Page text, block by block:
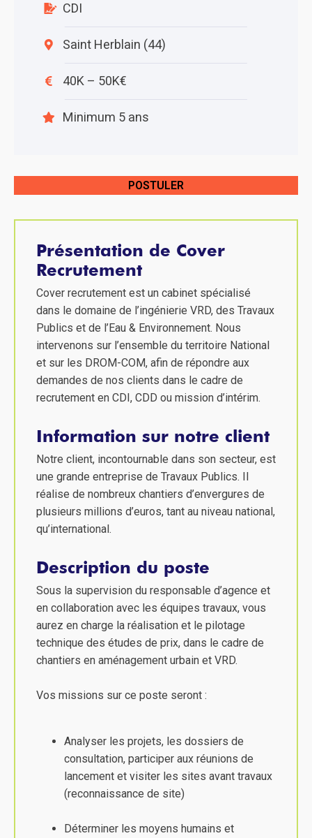
Présentation de Cover
Recrutement
Cover recrutement est un cabinet spécialisé
dans le domaine de l’ingénierie VRD, des Travaux
Publics et de l’Eau & Environnement. Nous
intervenons sur l’ensemble du territoire National
et sur les DROM-COM, afin de répondre aux
demandes de nos clients dans le cadre de
recrutement en CDI, CDD ou mission d’intérim.
Information sur notre client
Notre client, incontournable dans son secteur, est
une grande entreprise de Travaux Publics. Il
réalise de nombreux chantiers d’envergures de
plusieurs millions d’euros, tant au niveau national,
qu’international.
Description du poste
Sous la supervision du responsable d’agence et
en collaboration avec les équipes travaux, vous
aurez en charge la réalisation et le pilotage
technique des études de prix, dans le cadre de
chantiers en aménagement urbain et VRD.
Vos missions sur ce poste seront :
Analyser les projets, les dossiers de
consultation, participer aux réunions de
lancement et visiter les sites avant travaux
(reconnaissance de site)
Déterminer les moyens humains et
CDI
Saint Herblain (44)
40K – 50K€
Minimum 5 ans
POSTULER